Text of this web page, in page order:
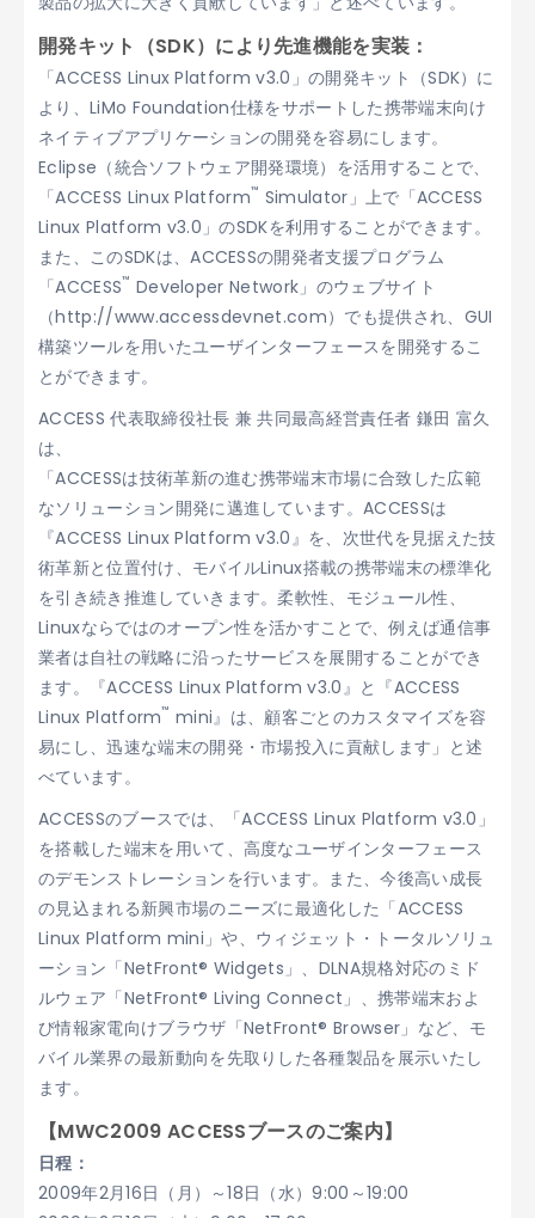
開発キット（SDK）により先進機能を実装：
「ACCESS Linux Platform v3.0」の開発キット（SDK）に
より、LiMo Foundation仕様をサポートした携帯端末向け
ネイティブアプリケーションの開発を容易にします。
Eclipse（統合ソフトウェア開発環境）を活用することで、
「ACCESS Linux Platform™ Simulator」上で「ACCESS
Linux Platform v3.0」のSDKを利用することができます。
また、このSDKは、ACCESSの開発者支援プログラム
「ACCESS™ Developer Network」のウェブサイト
（http://www.accessdevnet.com）でも提供され、GUI
構築ツールを用いたユーザインターフェースを開発するこ
とができます。
ACCESS 代表取締役社長 兼 共同最高経営責任者 鎌田 富久
は、
「ACCESSは技術革新の進む携帯端末市場に合致した広範
なソリューション開発に邁進しています。ACCESSは
『ACCESS Linux Platform v3.0』を、次世代を見据えた技
術革新と位置付け、モバイルLinux搭載の携帯端末の標準化
を引き続き推進していきます。柔軟性、モジュール性、
Linuxならではのオープン性を活かすことで、例えば通信事
業者は自社の戦略に沿ったサービスを展開することができ
ます。『ACCESS Linux Platform v3.0』と『ACCESS
Linux Platform™ mini』は、顧客ごとのカスタマイズを容
易にし、迅速な端末の開発・市場投入に貢献します」と述
べています。
ACCESSのブースでは、「ACCESS Linux Platform v3.0」
を搭載した端末を用いて、高度なユーザインターフェース
のデモンストレーションを行います。また、今後高い成長
の見込まれる新興市場のニーズに最適化した「ACCESS
Linux Platform mini」や、ウィジェット・トータルソリュ
ーション「NetFront® Widgets」、DLNA規格対応のミド
ルウェア「NetFront® Living Connect」、携帯端末およ
び情報家電向けブラウザ「NetFront® Browser」など、モ
バイル業界の最新動向を先取りした各種製品を展示いたし
ます。
【MWC2009 ACCESSブースのご案内】
日程：
2009年2月16日（月）～18日（水）9:00～19:00